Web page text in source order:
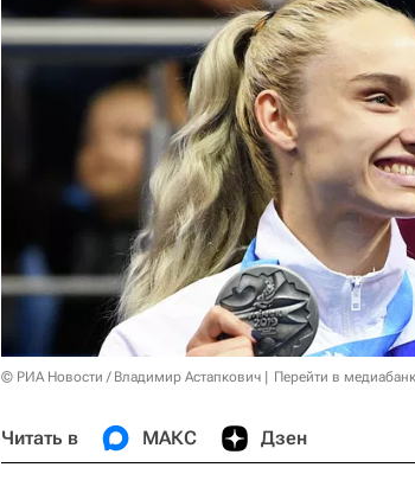
© РИА Новости / Владимир Астапкович Перейти в медиабанк
Читать в МАКС Дзен